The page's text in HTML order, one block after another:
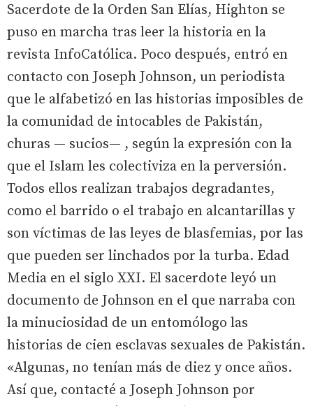
Sacerdote de la Orden San Elías, Highton se
puso en marcha tras leer la historia en la
revista InfoCatólica. Poco después, entró en
contacto con Joseph Johnson, un periodista
que le alfabetizó en las historias imposibles de
la comunidad de intocables de Pakistán,
churas — sucios— , según la expresión con la
que el Islam les colectiviza en la perversión.
Todos ellos realizan trabajos degradantes,
como el barrido o el trabajo en alcantarillas y
son víctimas de las leyes de blasfemias, por las
que pueden ser linchados por la turba. Edad
Media en el siglo XXI. El sacerdote leyó un
documento de Johnson en el que narraba con
la minuciosidad de un entomólogo las
historias de cien esclavas sexuales de Pakistán.
«Algunas, no tenían más de diez y once años.
Así que, contacté a Joseph Johnson por